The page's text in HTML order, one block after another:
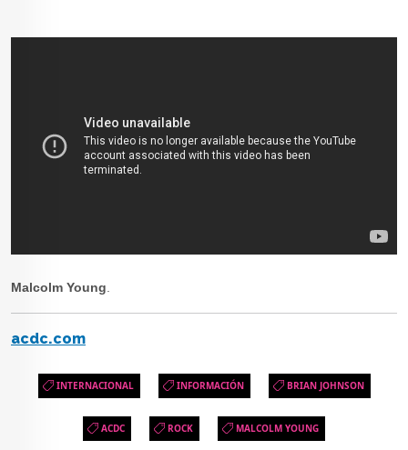
Malcolm Young
acdc.com
INTERNACIONAL INFORMACIÓN BRIAN JOHNSON
ACDC ROCK MALCOLM YOUNG